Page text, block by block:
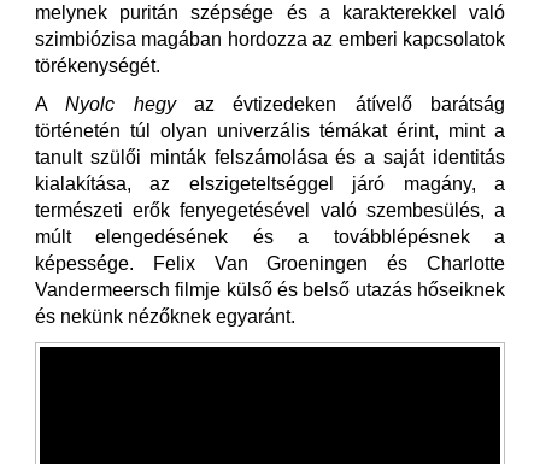
melynek puritán szépsége és a karakterekkel való
szimbiózisa magában hordozza az emberi kapcsolatok
törékenységét.
ANyolc hegyaz évtizedeken átívelő barátság
történetén túl olyan univerzális témákat érint, mint a
tanult szülői minták felszámolása és a saját identitás
kialakítása, az elszigeteltséggel járó magány, a
természeti erők fenyegetésével való szembesülés, a
múlt elengedésének és a továbblépésnek a
képessége. Felix Van Groeningen és Charlotte
Vandermeersch filmje külső és belső utazás hőseiknek
és nekünk nézőknek egyaránt.